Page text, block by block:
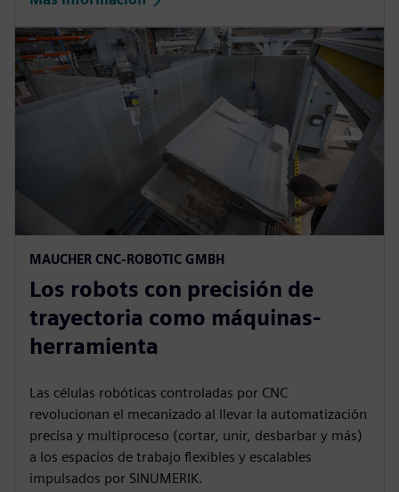
MAUCHER CNC-ROBOTIC GMBH
Los robots con precisión de
trayectoria como máquinas-
herramienta
Las células robóticas controladas por CNC
revolucionan el mecanizado al llevar la automatización
precisa y multiproceso (cortar, unir, desbarbar y más)
a los espacios de trabajo flexibles y escalables
impulsados por SINUMERIK.